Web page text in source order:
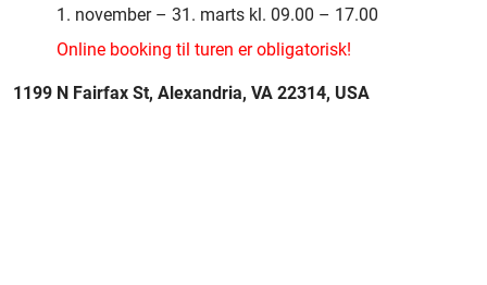
1. november – 31. marts kl. 09.00 – 17.00
Online booking til turen er obligatorisk!
1199 N Fairfax St, Alexandria, VA 22314, USA